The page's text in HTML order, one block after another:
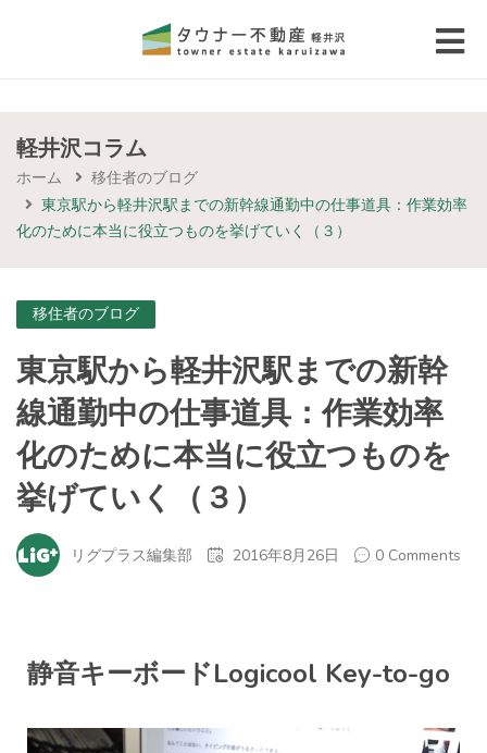
(物件種別から選ぶ)
(価格帯から選ぶ)
(お問い合わせ)
軽井沢コラム
ホーム
移住者のブログ
東京駅から軽井沢駅までの新幹線通勤中の仕事道具：作業効率
化のために本当に役立つものを挙げていく（３）
移住者のブログ
東京駅から軽井沢駅までの新幹
線通勤中の仕事道具：作業効率
化のために本当に役立つものを
挙げていく（３）
リグプラス編集部 2016年8月26日 0 Comments
静音キーボードLogicool Key-to-go